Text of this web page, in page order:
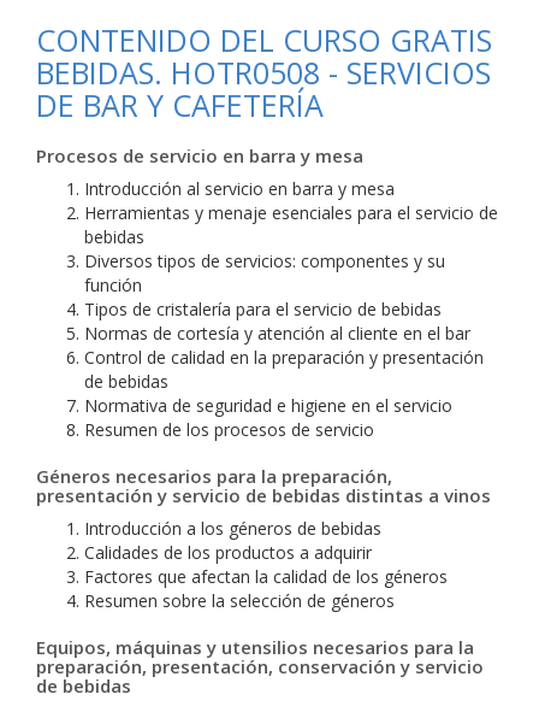
CONTENIDO DEL CURSO GRATIS
BEBIDAS. HOTR0508 - SERVICIOS
DE BAR Y CAFETERÍA
Procesos de servicio en barra y mesa
Introducción al servicio en barra y mesa
Herramientas y menaje esenciales para el servicio de
bebidas
Diversos tipos de servicios: componentes y su
función
Tipos de cristalería para el servicio de bebidas
Normas de cortesía y atención al cliente en el bar
Control de calidad en la preparación y presentación
de bebidas
Normativa de seguridad e higiene en el servicio
Resumen de los procesos de servicio
Géneros necesarios para la preparación,
presentación y servicio de bebidas distintas a vinos
Introducción a los géneros de bebidas
Calidades de los productos a adquirir
Factores que afectan la calidad de los géneros
Resumen sobre la selección de géneros
Equipos, máquinas y utensilios necesarios para la
preparación, presentación, conservación y servicio
de bebidas